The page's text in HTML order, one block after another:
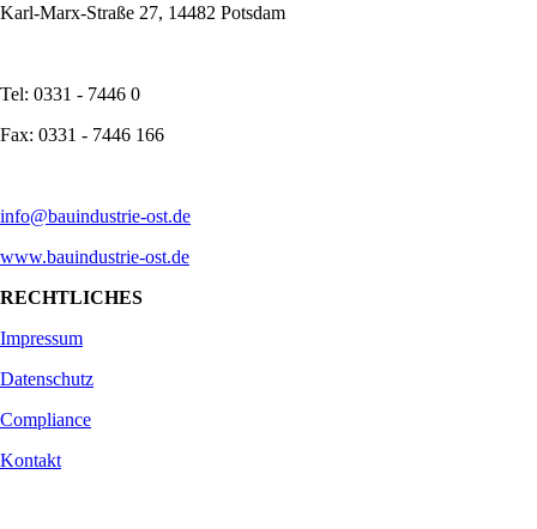
Karl-Marx-Straße 27, 14482 Potsdam
Tel: 0331 - 7446 0
Fax: 0331 - 7446 166
info@bauindustrie-ost.de
www.bauindustrie-ost.de
RECHTLICHES
Impressum
Datenschutz
Compliance
Kontakt